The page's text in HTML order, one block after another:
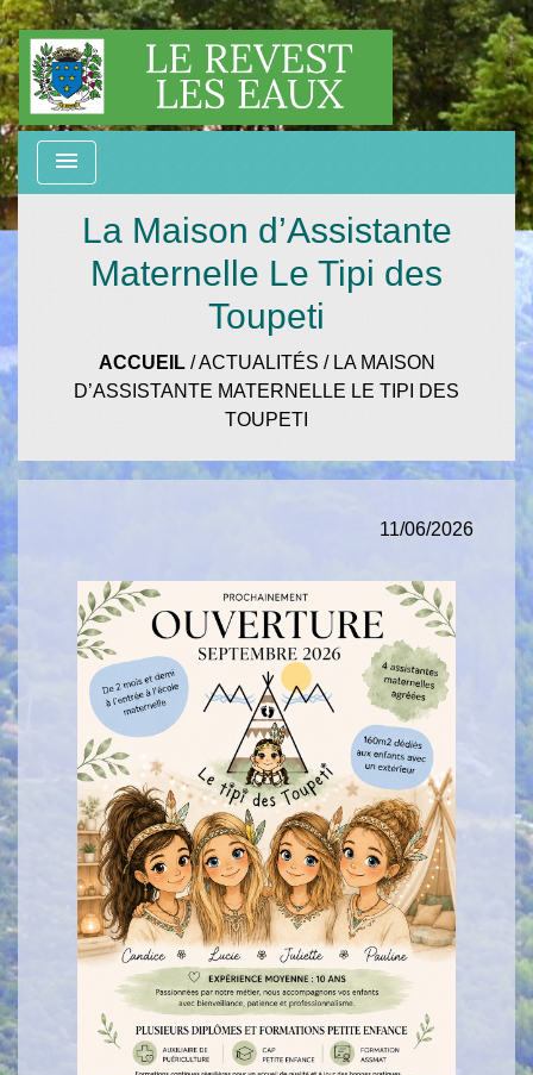
menu
La Maison d’Assistante
Maternelle Le Tipi des
Toupeti
ACCUEIL/ACTUALITÉS / LA MAISON
D’ASSISTANTE MATERNELLE LE TIPI DES
TOUPETI
11/06/2026